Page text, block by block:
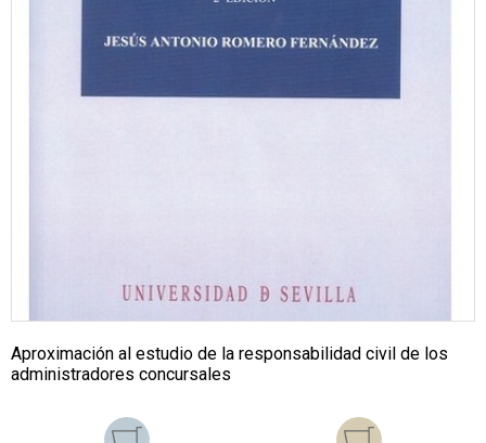
Aproximación al estudio de la responsabilidad civil de los
administradores concursales